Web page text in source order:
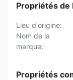
Propriétés de
Lieu d'origine:
Nom de la
marque:
Propriétés